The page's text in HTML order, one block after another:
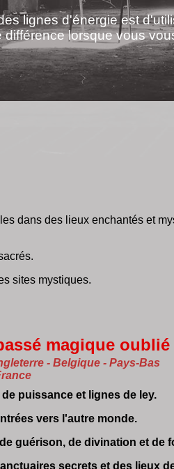
lignes d'énergie est
lorsque vous
dans des lieux enchantés et
sites mystiques.
magique
- Belgique - Pays-Bas
de puissance et lignes de ley.
vers l'autre monde.
guérison, de divination et de
secrets et des lieux